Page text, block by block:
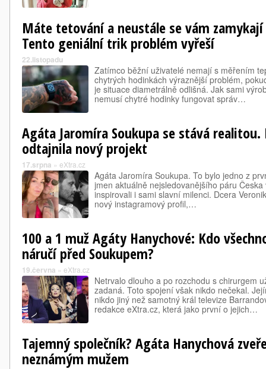
Máte tetování a neustále se vám zamykají
Tento geniální trik problém vyřeší
22.listopadu
Zatímco běžní uživatelé nemají s měřením
chytrých hodinkách výraznější problém,
je situace diametrálně odlišná. Jak sami
nemusí chytré hodinky fungovat správ…
Agáta Jaromíra Soukupa se stává realitou.
odtajnila nový projekt
17.srpna » eXtra.cz
Agáta Jaromíra Soukupa. To bylo jedno z
jmen aktuálně nejsledovanějšího páru
inspirovali i sami slavní milenci. Dcera
nový instagramový profil,…
100 a 1 muž Agáty Hanychové: Kdo
náručí před Soukupem?
19.června » eXtra.cz
Netrvalo dlouho a po rozchodu s chirurgem
zadaná. Toto spojení však nikdo nečekal.
nikdo jiný než samotný král televize
redakce eXtra.cz, která jako první o jejich…
Tajemný společník? Agáta Hanychová
neznámým mužem